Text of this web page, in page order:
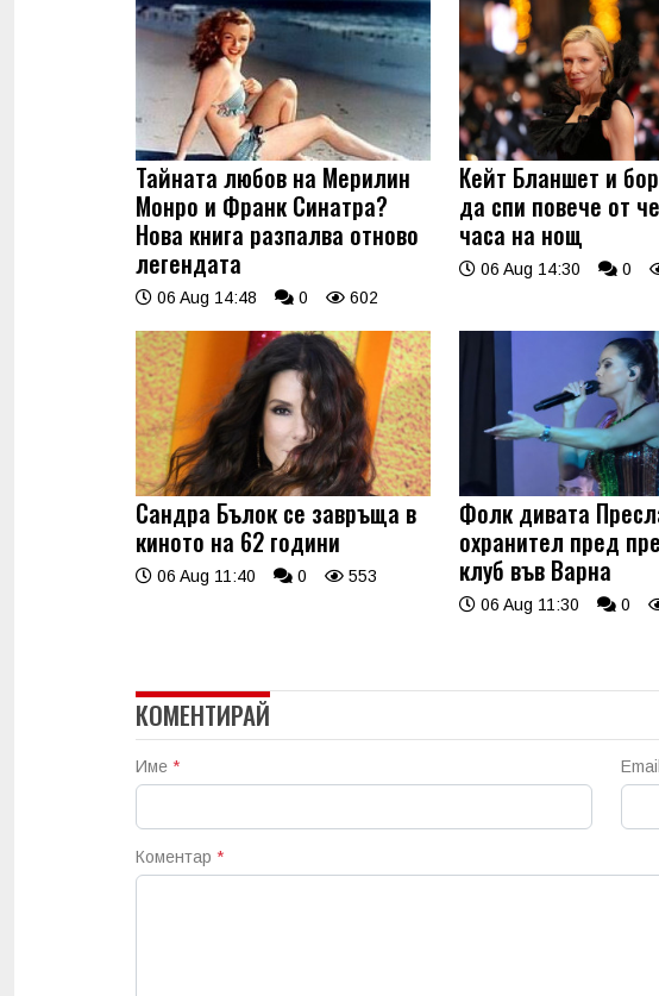
Тайната любов на Мерилин
Монро и Франк Синатра?
Нова книга разпалва отново
легендата
06 Aug 14:48 0 602
Кейт Бланшет и
да спи повече от
часа на нощ
06 Aug 14:30 0
Сандра Бълок се завръща в
киното на 62 години
06 Aug 11:40 0 553
Фолк дивата
охранител пред
клуб във Варна
06 Aug 11:30 0
КОМЕНТИРАЙ
Име * Email
Коментар *